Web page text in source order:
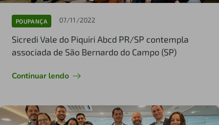
POUPANÇA 07/11/2022
Sicredi Vale do Piquiri Abcd PR/SP contempla
associada de São Bernardo do Campo (SP)
Continuar lendo